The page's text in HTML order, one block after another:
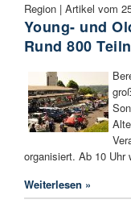
Region | Artikel vom
Young- und
Rund 800
organisiert. Ab 10 Uhr
Weiterlesen »